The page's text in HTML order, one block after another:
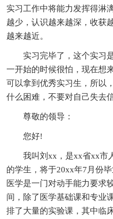
实习工作中将能力发挥得淋
越少，认识越来越深，收获
越来越近。
实习完毕了，这个实习
一开始的时候很怕，现在想
可以拿到优秀实习生，所以
什么困难，不要对自己失去信
尊敬的领导：
您好!
我叫刘xx，是xx省xx市
的学生，将于20xx年7月份
医学是一门对动手能力要求
间，除了医学基础课和专业
排了大量的实验课，其中临